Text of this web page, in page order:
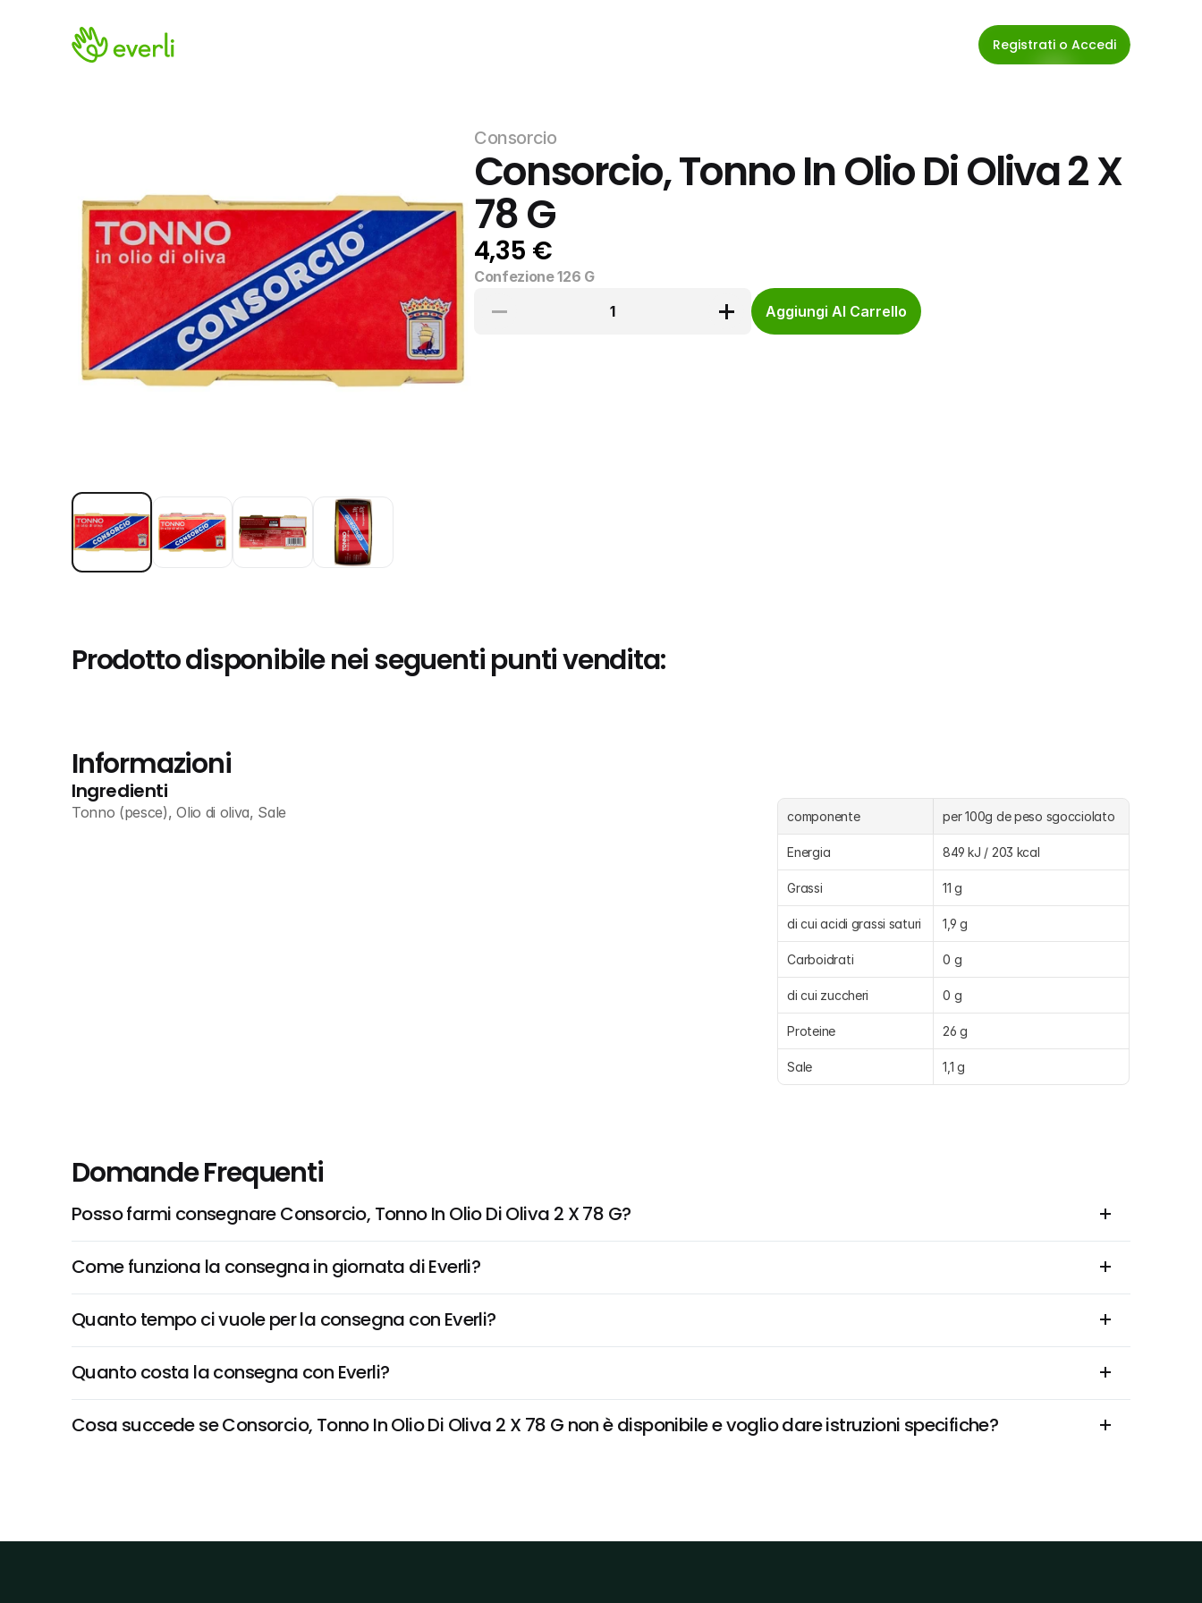
Registrati o Accedi
Consorcio
Consorcio, Tonno In Olio Di Oliva 2 X
78 G
4,35 €
Confezione 126 G
1
Aggiungi Al Carrello
Prodotto disponibile nei seguenti punti vendita:
Informazioni
Ingredienti
Tonno (pesce), Olio di oliva, Sale componente per 100g de peso sgocciolato
Energia 849 kJ / 203 kcal
Grassi 11 g
di cui acidi grassi saturi 1,9 g
Carboidrati 0 g
di cui zuccheri 0 g
Proteine 26 g
Sale 1,1 g
Domande Frequenti
Posso farmi consegnare Consorcio, Tonno In Olio Di Oliva 2 X 78 G?
Come funziona la consegna in giornata di Everli?
Quanto tempo ci vuole per la consegna con Everli?
Quanto costa la consegna con Everli?
Cosa succede se Consorcio, Tonno In Olio Di Oliva 2 X 78 G non è disponibile e voglio dare istruzioni specifiche?